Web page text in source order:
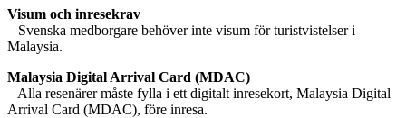
Visum och inresekrav
– Svenska medborgare behöver inte visum för turistvistelser i
Malaysia.
Malaysia Digital Arrival Card (MDAC)
– Alla resenärer måste fylla i ett digitalt inresekort, Malaysia Digital
Arrival Card (MDAC), före inresa.